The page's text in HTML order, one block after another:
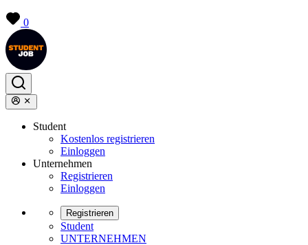
0
Student
Kostenlos registrieren
Einloggen
Unternehmen
Registrieren
Einloggen
Registrieren
Student
UNTERNEHMEN